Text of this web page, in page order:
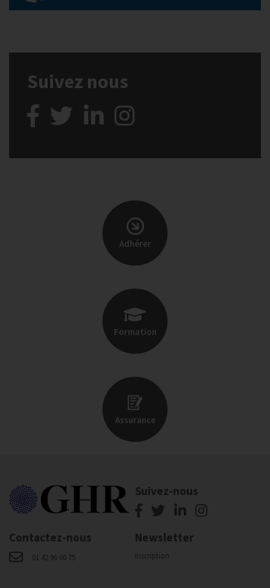
Suivez nous
Adhérer
Formation
Assurance
Suivez-nous
Contactez-nous
01 42 96 60 75
Newsletter
Inscription